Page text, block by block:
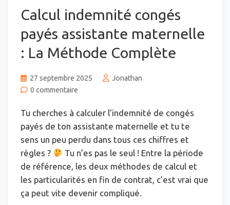
Calcul indemnité congés
payés assistante maternelle
: La Méthode Complète
27 septembre 2025
Jonathan
0 commentaire
Tu cherches à calculer l’indemnité de congés
payés de ton assistante maternelle et tu te
sens un peu perdu dans tous ces chiffres et
règles ?
Tu n’es pas le seul ! Entre la période
de référence, les deux méthodes de calcul et
les particularités en fin de contrat, c’est vrai que
ça peut vite devenir compliqué.